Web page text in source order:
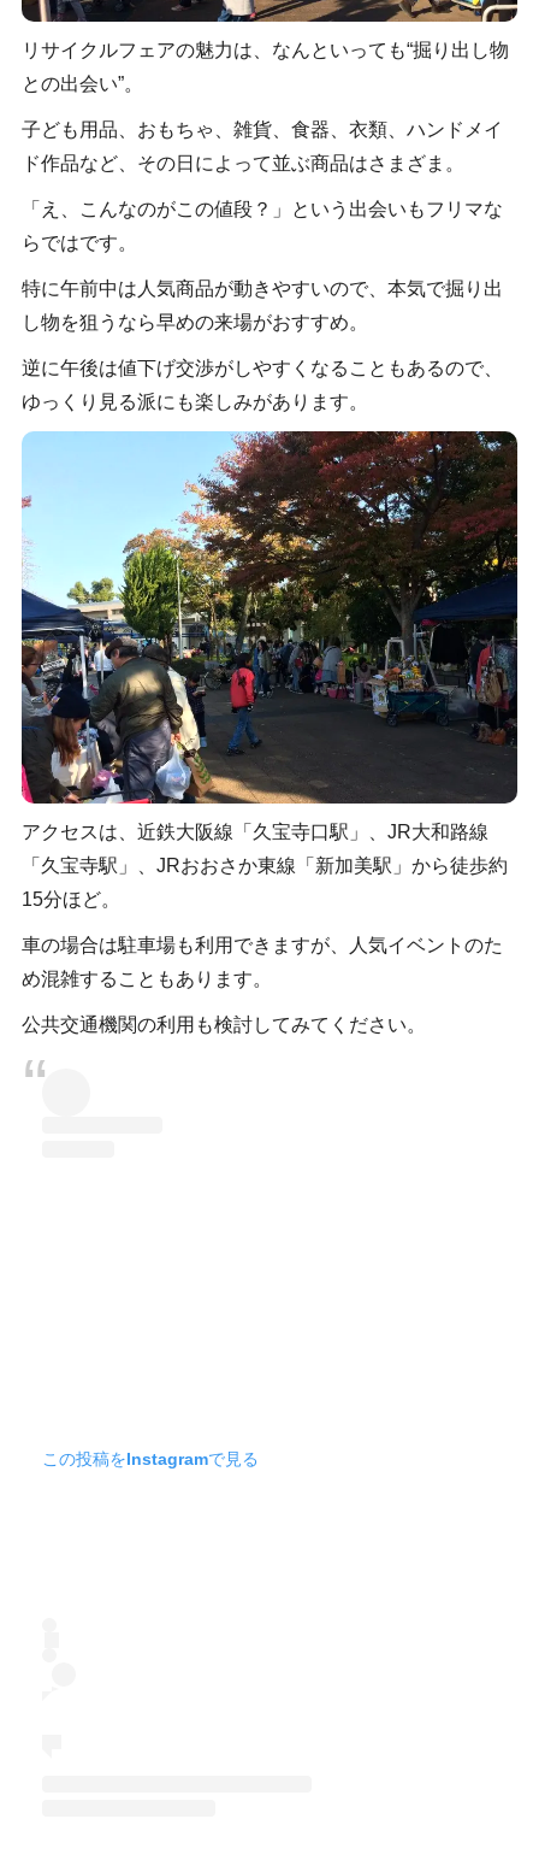
リサイクルフェアの魅力は、なんといっても“掘り出し物
との出会い”。
子ども用品、おもちゃ、雑貨、食器、衣類、ハンドメイ
ド作品など、その日によって並ぶ商品はさまざま。
「え、こんなのがこの値段？」という出会いもフリマな
らではです。
特に午前中は人気商品が動きやすいので、本気で掘り出
し物を狙うなら早めの来場がおすすめ。
逆に午後は値下げ交渉がしやすくなることもあるので、
ゆっくり見る派にも楽しみがあります。
アクセスは、近鉄大阪線「久宝寺口駅」、JR大和路線
「久宝寺駅」、JRおおさか東線「新加美駅」から徒歩約
15分ほど。
車の場合は駐車場も利用できますが、人気イベントのた
め混雑することもあります。
公共交通機関の利用も検討してみてください。
この投稿をInstagramで見る